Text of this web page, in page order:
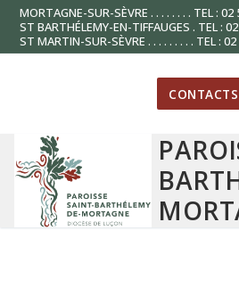
Aller
contenu
MORTAGNE-SUR-SÈVRE . . . . . . . . TEL :
ST BARTHÉLEMY-EN-TIFFAUGES . TEL :
ST MARTIN-SUR-SÈVRE . . . . . . . . . TEL :